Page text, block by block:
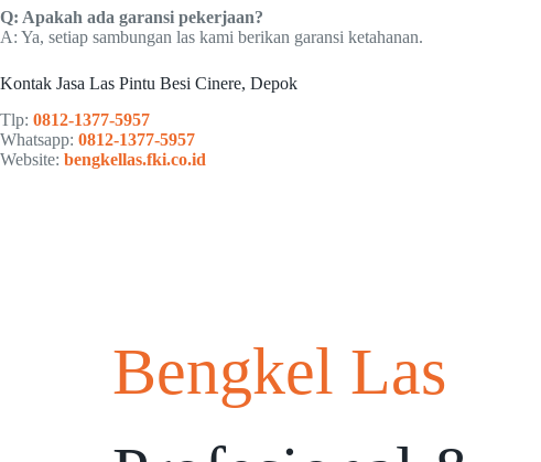
Q: Apakah ada garansi pekerjaan?
A: Ya, setiap sambungan las kami berikan garansi ketahanan.
Kontak Jasa Las Pintu Besi Cinere, Depok
Tlp: 0812-1377-5957
Whatsapp: 0812-1377-5957
Website: bengkellas.fki.co.id
Bengkel Las